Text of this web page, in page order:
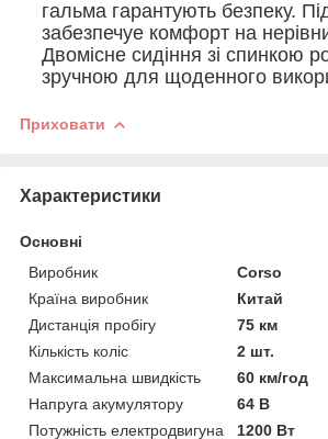
гальма гарантують безпеку.
забезпечуе комфорт на
Двомісне сидіння зі спинкою
зручною для щоденного
Приховати
Характеристики
Основні
Виробник
Corso
Країна виробник
Китай
Дистанція пробігу
75 км
Кількість коліс
2 шт.
Максимальна швидкість
60 км/год
Напруга акумулятору
64 В
Потужність електродвигуна
1200 Вт